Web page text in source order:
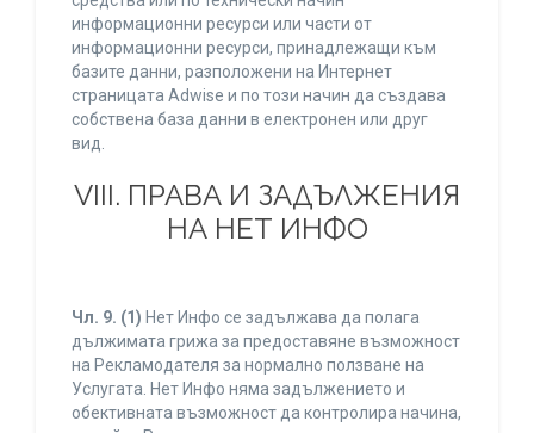
информационни ресурси или части от
информационни ресурси, принадлежащи към
базите данни, разположени на Интернет
страницата Adwise и по този начин да създава
собствена база данни в електронен или друг
вид.
VIII. ПРАВА И ЗАДЪЛЖЕНИЯ
НА НЕТ ИНФО
Чл. 9. (1) Нет Инфо се задължава да полага
дължимата грижа за предоставяне възможност
на Рекламодателя за нормално ползване на
Услугата. Нет Инфо няма задължението и
обективната възможност да контролира начина,